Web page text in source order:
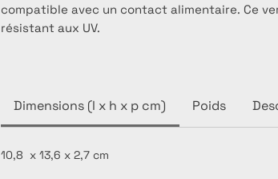
compatible avec un contact alimentaire. Ce
résistant aux UV.
Dimensions (l x h x p cm) Poids
10,8 x 13,6 x 2,7 cm